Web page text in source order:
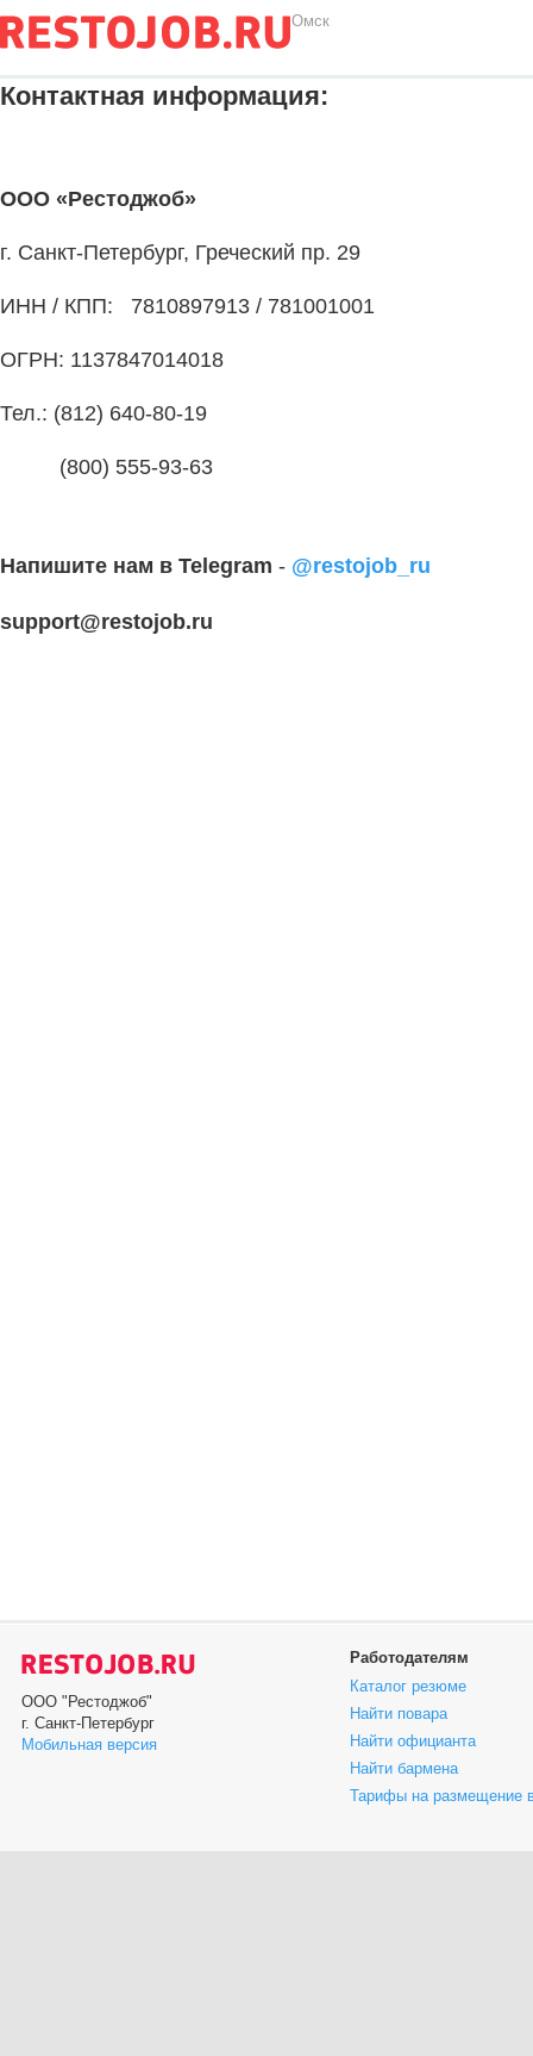
Омск
Контактная информация:
ООО «Рестоджоб»
г. Санкт-Петербург, Греческий пр. 29
ИНН / КПП: 7810897913 / 781001001
ОГРН: 1137847014018
Тел.: (812) 640-80-19
(800) 555-93-63
Напишите нам в Telegram - @restojob_ru
support@restojob.ru
ООО "Рестоджоб"
г. Санкт-Петербург
Мобильная версия
Работодателям
Каталог резюме
Найти повара
Найти официанта
Найти бармена
Тарифы на размещение